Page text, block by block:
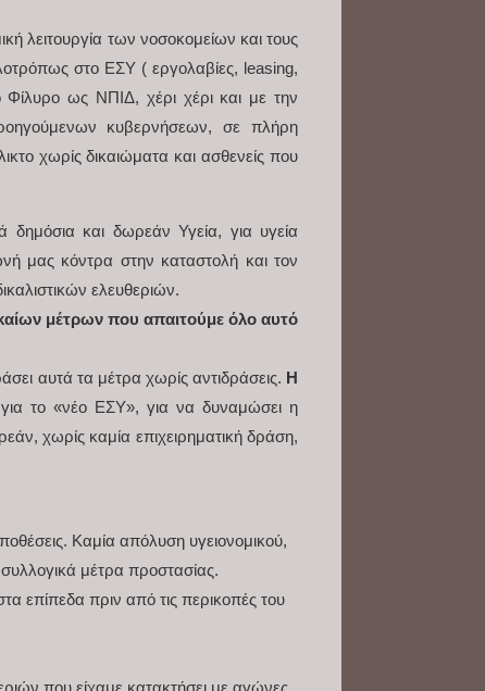
λειτουργία των νοσοκομείων και τους
στο ΕΣΥ ( εργολαβίες, leasing,
Φίλυρο ως ΝΠΙΔ, χέρι χέρι και με την
κυβερνήσεων, σε πλήρη
χωρίς δικαιώματα και ασθενείς που
δημόσια και δωρεάν Υγεία, για υγεία
μας κόντρα στην καταστολή και τον
ελευθεριών.
μέτρων που απαιτούμε όλο αυτό
αυτά τα μέτρα χωρίς αντιδράσεις. Η
το «νέο ΕΣΥ», για να δυναμώσει η
χωρίς καμία επιχειρηματική δράση,
Καμία απόλυση υγειονομικού,
μέτρα προστασίας.
επίπεδα πριν από τις περικοπές του
που είχαμε κατακτήσει με αγώνες